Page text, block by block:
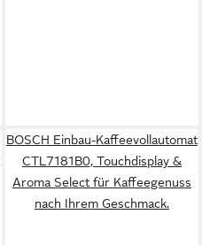
BOSCH Einbau-Kaffeevollautomat
CTL7181B0, Touchdisplay &
Aroma Select für Kaffeegenuss
nach Ihrem Geschmack.